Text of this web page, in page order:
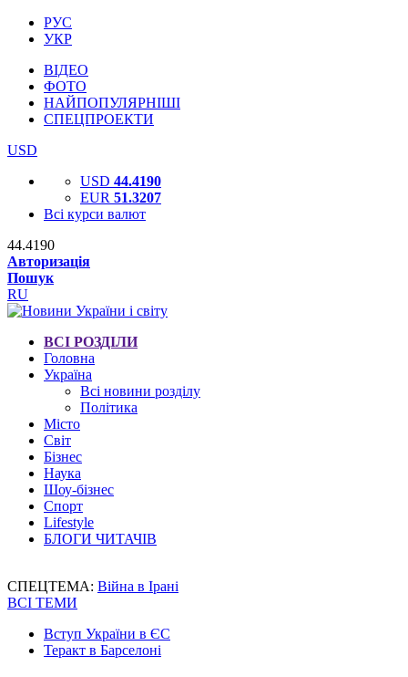
РУС
УКР
ВІДЕО
ФОТО
НАЙПОПУЛЯРНІШІ
СПЕЦПРОЕКТИ
USD
USD 44.4190
EUR 51.3207
Всі курси валют
44.4190
Авторизація
Пошук
RU
ВСІ РОЗДІЛИ
Головна
Україна
Всі новини розділу
Політика
Місто
Світ
Бізнес
Наука
Шоу-бізнес
Спорт
Lifestyle
БЛОГИ ЧИТАЧІВ
СПЕЦТЕМА: Війна в Ірані
ВСІ ТЕМИ
Вступ України в ЄС
Теракт в Барселоні